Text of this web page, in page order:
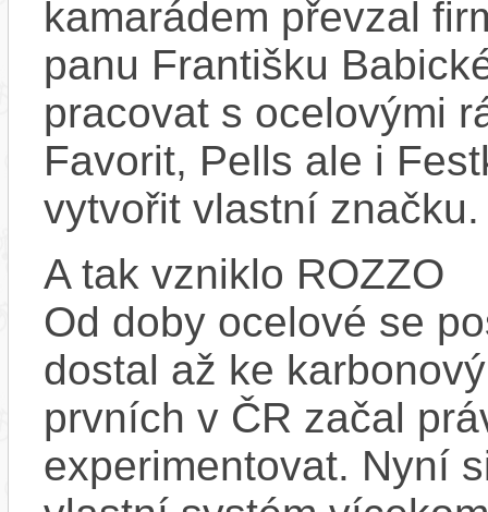
kamarádem převzal
panu Františku
pracovat s ocelovými
Favorit, Pells ale i
vytvořit vlastní značku.
A tak vzniklo ROZZO
Od doby ocelové se
dostal až ke
prvních v ČR začal
experimentovat. Nyní